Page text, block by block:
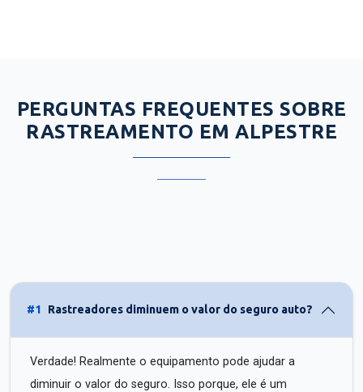
PERGUNTAS FREQUENTES SOBRE
RASTREAMENTO EM ALPESTRE
#1 Rastreadores diminuem o valor do seguro auto?
Verdade! Realmente o equipamento pode ajudar a
diminuir o valor do seguro. Isso porque, ele é um